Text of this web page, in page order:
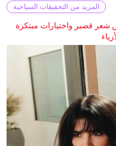
المزيد من التحقيقات السياحية
شعر قصير واختيارات مبتكرة